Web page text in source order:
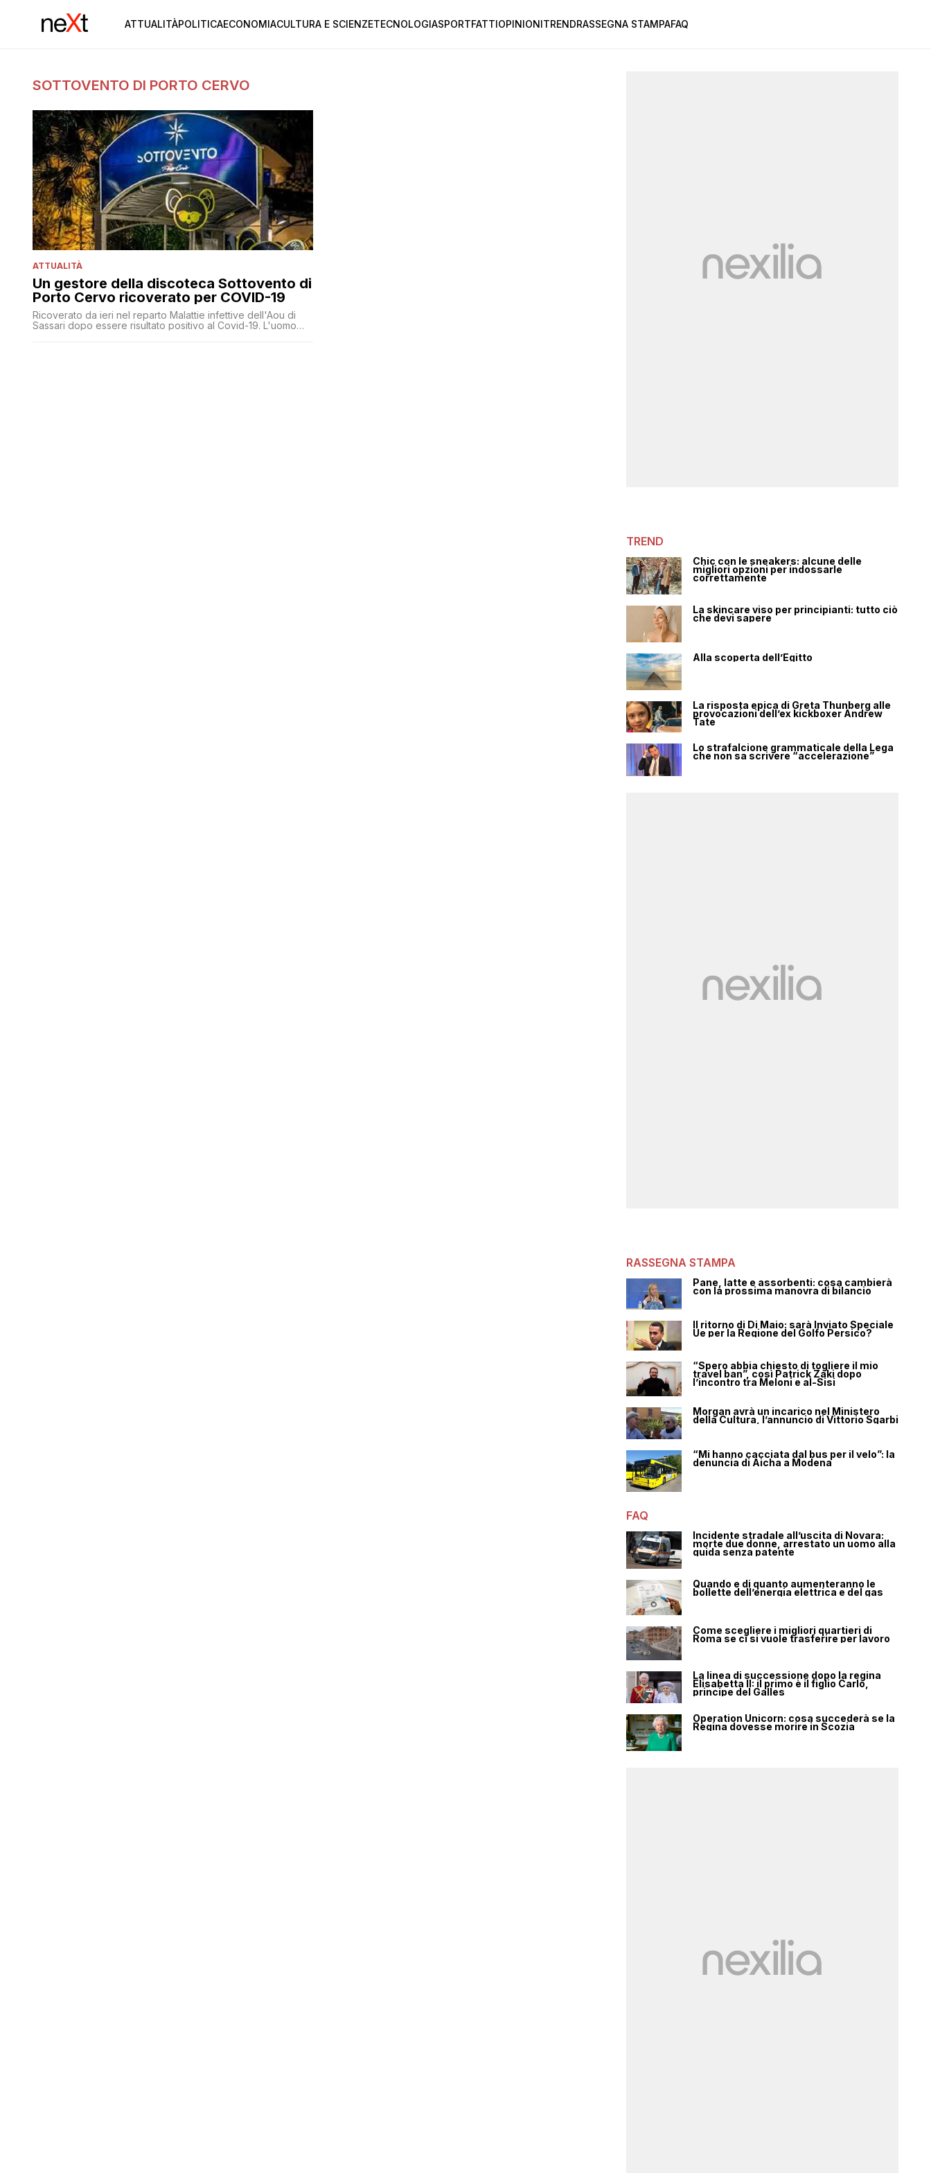
ATTUALITÀPOLITICAECONOMIACULTURA E SCIENZETECNOLOGIASPORTFATTIOPINIONITRENDRASSEGNA STAMPAFAQ
SOTTOVENTO DI PORTO CERVO
ATTUALITÀ
Un gestore della discoteca Sottovento di
Porto Cervo ricoverato per COVID-19
Ricoverato da ieri nel reparto Malattie infettive dell'Aou di
Sassari dopo essere risultato positivo al Covid-19. L'uomo
TREND
Chic con le sneakers: alcune delle
migliori opzioni per indossarle
correttamente
La skincare viso per principianti: tutto ciò
che devi sapere
Alla scoperta dell’Egitto
La risposta epica di Greta Thunberg alle
provocazioni dell’ex kickboxer Andrew
Tate
Lo strafalcione grammaticale della Lega
che non sa scrivere “accelerazione”
RASSEGNA STAMPA
Pane, latte e assorbenti: cosa cambierà
con la prossima manovra di bilancio
Il ritorno di Di Maio: sarà Inviato Speciale
Ue per la Regione del Golfo Persico?
“Spero abbia chiesto di togliere il mio
travel ban”, così Patrick Zaki dopo
l’incontro tra Meloni e al-Sisi
Morgan avrà un incarico nel Ministero
della Cultura, l’annuncio di Vittorio Sgarbi
“Mi hanno cacciata dal bus per il velo”: la
denuncia di Aicha a Modena
FAQ
Incidente stradale all’uscita di Novara:
morte due donne, arrestato un uomo alla
guida senza patente
Quando e di quanto aumenteranno le
bollette dell’energia elettrica e del gas
Come scegliere i migliori quartieri di
Roma se ci si vuole trasferire per lavoro
La linea di successione dopo la regina
Elisabetta II: il primo è il figlio Carlo,
principe del Galles
Operation Unicorn: cosa succederà se la
Regina dovesse morire in Scozia